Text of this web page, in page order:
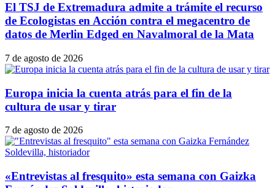
El TSJ de Extremadura admite a trámite el recurso
de Ecologistas en Acción contra el megacentro de
datos de Merlin Edged en Navalmoral de la Mata
7 de agosto de 2026
Europa inicia la cuenta atrás para el fin de la
cultura de usar y tirar
7 de agosto de 2026
«Entrevistas al fresquito» esta semana con Gaizka